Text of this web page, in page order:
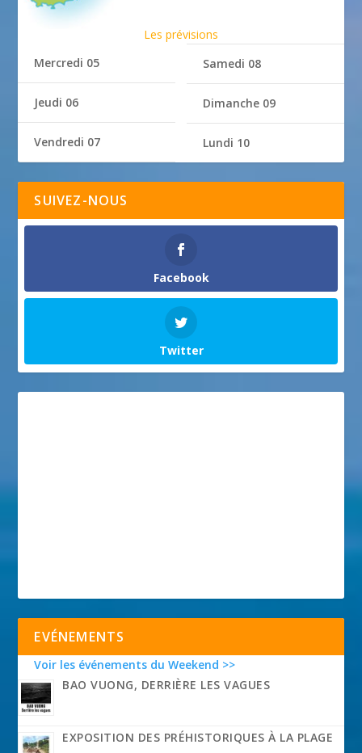
Les prévisions
Mercredi 05
Jeudi 06
Vendredi 07
Samedi 08
Dimanche 09
Lundi 10
SUIVEZ-NOUS
Facebook
Twitter
EVÉNEMENTS
Voir les événements du Weekend >>
BAO VUONG, DERRIÈRE LES VAGUES
EXPOSITION DES PRÉHISTORIQUES À LA PLAGE